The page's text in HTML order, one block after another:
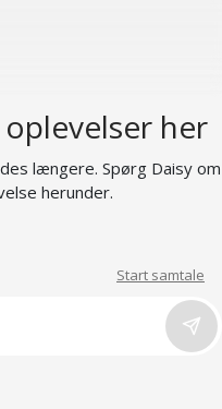
her
længere. Spørg Daisy om
herunder.
Start samtale